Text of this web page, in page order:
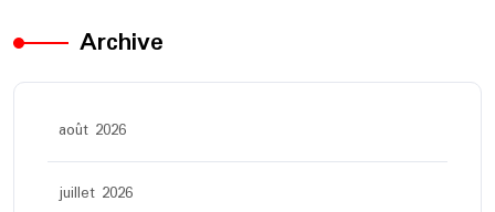
Archive
août 2026
juillet 2026